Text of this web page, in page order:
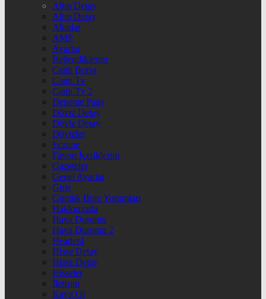
Altın Detay
Altın Detay
Altınlar
AMP
Ayarlar
Beğendiklerim
Canlı Borsa
Canlı Tv
Canlı Tv 2
Deneme Page
Döviz Detay
Döviz Detay
Dövizler
Eczane
Favori İçeriklerim
Gazeteler
Genel Ayarlar
Giriş
Günlük Burç Yorumları
Hakkımızda
Hava Durumu
Hava Durumu 2
Header4
Hisse Detay
Hisse Detay
Hisseler
İletişim
Kayıt Ol